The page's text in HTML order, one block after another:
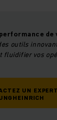
outils
fluidifier vos
UN EXPERT